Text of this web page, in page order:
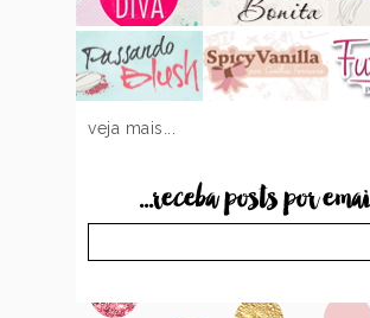
veja mais...
...receba posts por